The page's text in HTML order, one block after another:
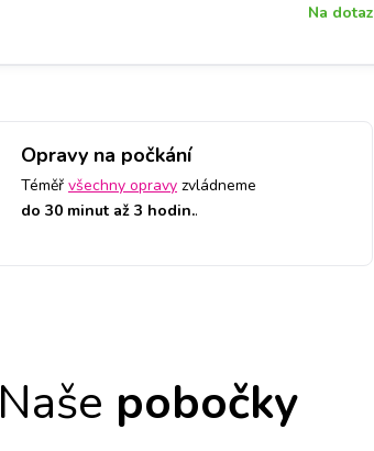
Na dotaz
Opravy na počkání
Téměř všechny opravy zvládneme
do 30 minut až 3 hodin..
Naše pobočky